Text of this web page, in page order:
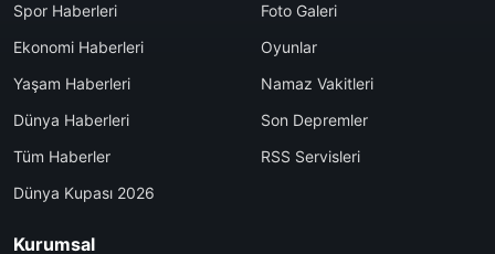
Spor Haberleri
Ekonomi Haberleri
Yaşam Haberleri
Dünya Haberleri
Tüm Haberler
Dünya Kupası 2026
Foto Galeri
Oyunlar
Namaz Vakitleri
Son Depremler
RSS Servisleri
Kurumsal